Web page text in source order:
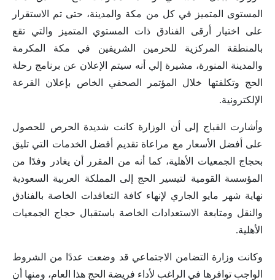
المستوى المتميز في كل من مكة والمدينة، حتى تم الاستقرار
على اختيار أرقى الفنادق ذات المستوي المتميز والتي تقع
بالمنطقة المركزية للحرمين الشريفين في مكة المكرمة
والمدينة المنورة، مشيرة إلي أنه سيتم الإعلان عن برنامج رحلة
الحج وتكلفتها خلال المؤتمر الصحفي الخاص بإعلان القرعة
الإلكترونية.
وأشارت القباج إلى أن الوزارة كانت شديدة الحرص للحصول
على أفضل الأسعار مع مراعاة تقديم أفضل الخدمات التي تليق
بحجاج الجمعيات الأهلية، كما أنه من المقرر أن يغادر وفدًا من
المؤسسة القومية لتيسير الحج إلى المملكة العربية السعودية
نهاية شهر مايو الجاري لإنهاء كافة التعاقدات الخاصة بالفنادق
والنقل ومتابعة الاستعدادات الخاصة باستقبال حجاج الجمعيات
الأهلية.
وكانت وزارة التضامن الاجتماعي قد وضعت عددًا من الشروط
الواجب توافرها في الراغب لأداء فريضة الحج هذا العام، ومنها أن